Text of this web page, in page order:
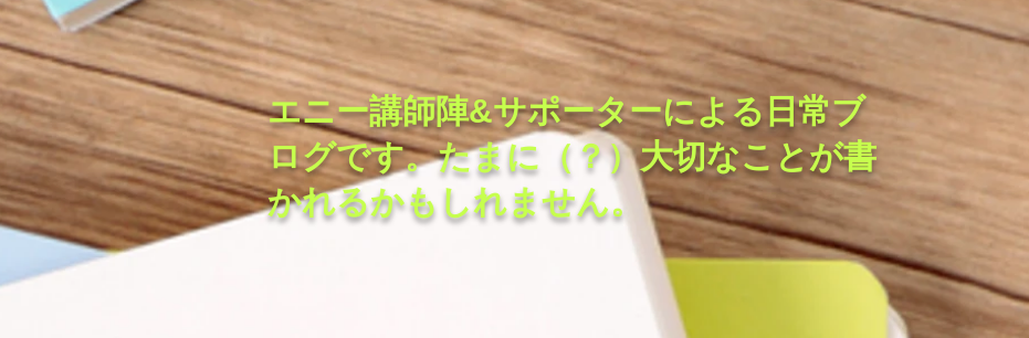
エニー講師陣&サポーターによる日常ブ
ログです。たまに（？）大切なことが書
かれるかもしれません。